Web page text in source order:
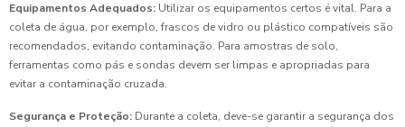
Equipamentos Adequados: Utilizar os equipamentos certos é vital. Para a
coleta de água, por exemplo, frascos de vidro ou plástico compatíveis são
recomendados, evitando contaminação. Para amostras de solo,
ferramentas como pás e sondas devem ser limpas e apropriadas para
evitar a contaminação cruzada.
Segurança e Proteção: Durante a coleta, deve-se garantir a segurança dos